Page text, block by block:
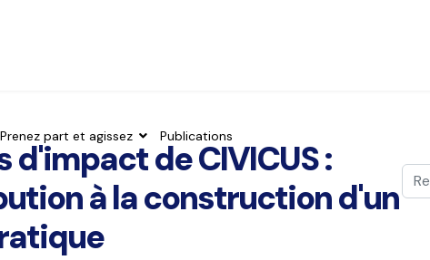
Prenez part et agissez Publications
de CIVICUS :
à la construction d'un